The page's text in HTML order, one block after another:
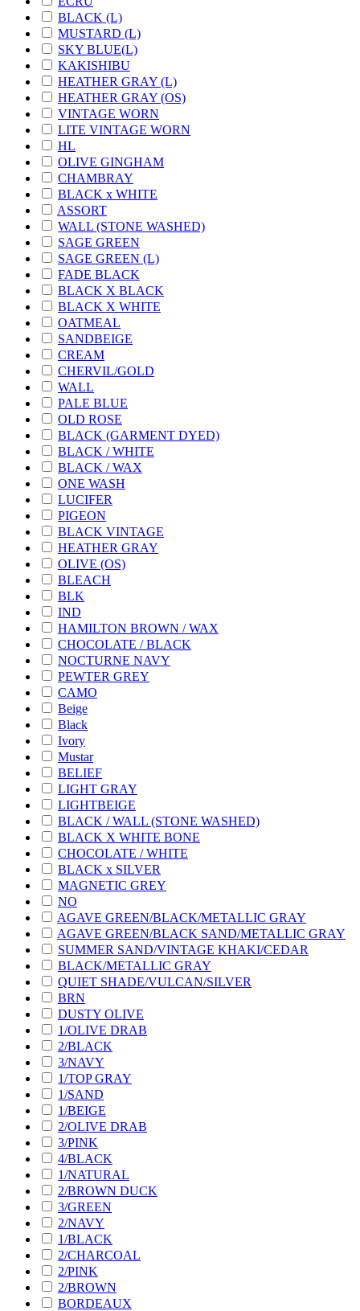
BLACK (L)
MUSTARD (L)
SKY BLUE(L)
KAKISHIBU
HEATHER GRAY (L)
HEATHER GRAY (OS)
VINTAGE WORN
LITE VINTAGE WORN
HL
OLIVE GINGHAM
CHAMBRAY
BLACK x WHITE
ASSORT
WALL (STONE WASHED)
SAGE GREEN
SAGE GREEN (L)
FADE BLACK
BLACK X BLACK
BLACK X WHITE
OATMEAL
SANDBEIGE
CREAM
CHERVIL/GOLD
WALL
PALE BLUE
OLD ROSE
BLACK (GARMENT DYED)
BLACK / WHITE
BLACK / WAX
ONE WASH
LUCIFER
PIGEON
BLACK VINTAGE
HEATHER GRAY
OLIVE (OS)
BLEACH
BLK
IND
HAMILTON BROWN / WAX
CHOCOLATE / BLACK
NOCTURNE NAVY
PEWTER GREY
CAMO
Beige
Black
Ivory
Mustar
BELIEF
LIGHT GRAY
LIGHTBEIGE
BLACK / WALL (STONE WASHED)
BLACK X WHITE BONE
CHOCOLATE / WHITE
BLACK x SILVER
MAGNETIC GREY
NO
AGAVE GREEN/BLACK/METALLIC GRAY
AGAVE GREEN/BLACK SAND/METALLIC GRAY
SUMMER SAND/VINTAGE KHAKI/CEDAR
BLACK/METALLIC GRAY
QUIET SHADE/VULCAN/SILVER
BRN
DUSTY OLIVE
1/OLIVE DRAB
2/BLACK
3/NAVY
1/TOP GRAY
1/SAND
1/BEIGE
2/OLIVE DRAB
3/PINK
4/BLACK
1/NATURAL
2/BROWN DUCK
3/GREEN
2/NAVY
1/BLACK
2/CHARCOAL
2/PINK
2/BROWN
BORDEAUX